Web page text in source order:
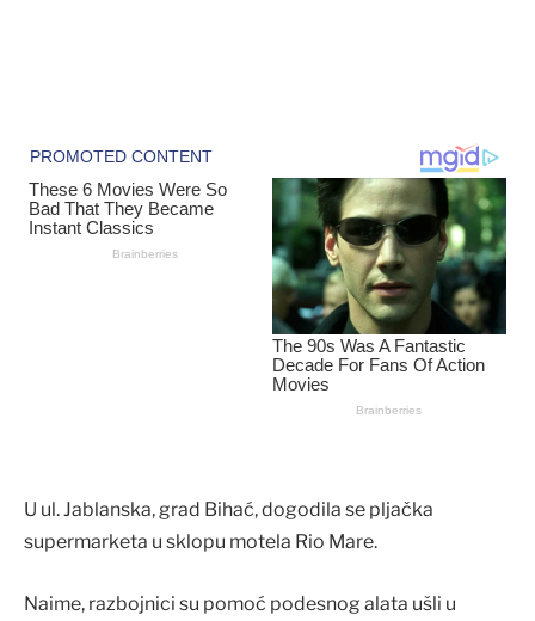
U ul. Jablanska, grad Bihać, dogodila se pljačka
supermarketa u sklopu motela Rio Mare.
Naime, razbojnici su pomoć podesnog alata ušli u